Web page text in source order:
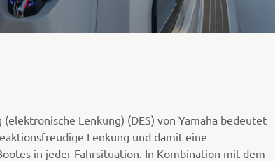
Lenkung) (DES) von Yamaha bedeutet
Lenkung und damit eine
in jeder Fahrsituation. In Kombination mit dem